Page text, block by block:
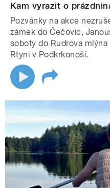
Kam vyrazit o
Pozvánky na akce
zámek do Čečovic,
soboty do Rudrova
Rtyni v Podkrkonoší.